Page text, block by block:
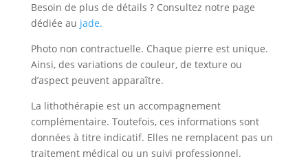
Besoin de plus de détails ? Consultez notre page
dédiée au jade.
Photo non contractuelle. Chaque pierre est unique.
Ainsi, des variations de couleur, de texture ou
d’aspect peuvent apparaître.
La lithothérapie est un accompagnement
complémentaire. Toutefois, ces informations sont
données à titre indicatif. Elles ne remplacent pas un
traitement médical ou un suivi professionnel.